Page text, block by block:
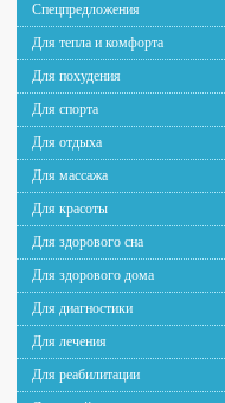
Спецпредложения
Для тепла и комфорта
Для похудения
Для спорта
Для отдыха
Для массажа
Для красоты
Для здорового сна
Для здорового дома
Для диагностики
Для лечения
Для реабилитации